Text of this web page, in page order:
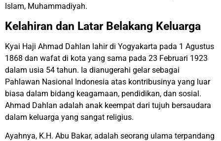
Islam, Muhammadiyah.
Kelahiran dan Latar Belakang Keluarga
Kyai Haji Ahmad Dahlan lahir di Yogyakarta pada 1 Agustus
1868 dan wafat di kota yang sama pada 23 Februari 1923
dalam usia 54 tahun. Ia dianugerahi gelar sebagai
Pahlawan Nasional Indonesia atas kontribusinya yang luar
biasa dalam bidang keagamaan, pendidikan, dan sosial.
Ahmad Dahlan adalah anak keempat dari tujuh bersaudara
dalam keluarga yang sangat religius.
Ayahnya, K.H. Abu Bakar, adalah seorang ulama terpandang